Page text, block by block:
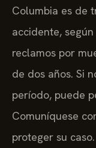
Columbia es de
accidente,
reclamos por
de dos años. Si
período, puede
Comuníquese
proteger su caso.